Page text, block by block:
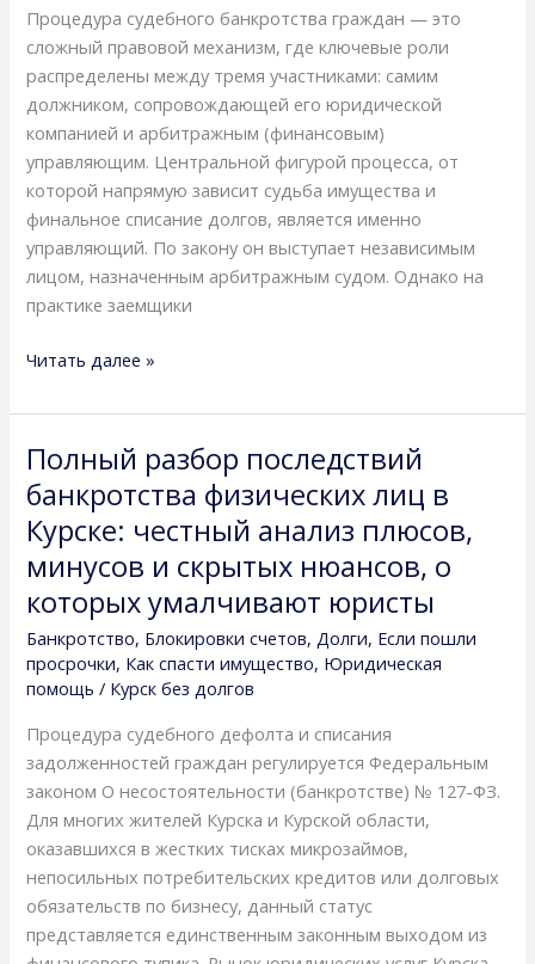
Процедура судебного банкротства граждан — это
сложный правовой механизм, где ключевые роли
распределены между тремя участниками: самим
должником, сопровождающей его юридической
компанией и арбитражным (финансовым)
управляющим. Центральной фигурой процесса, от
которой напрямую зависит судьба имущества и
финальное списание долгов, является именно
управляющий. По закону он выступает независимым
лицом, назначенным арбитражным судом. Однако на
практике заемщики
менять
юристов
в
процессе
и
как
правильно
выстроить
отношения
между
юрфирмой
управляющим
Читать далее »
Полный разбор последствий
банкротства физических лиц в
Курске: честный анализ плюсов,
минусов и скрытых нюансов, о
которых умалчивают юристы
Банкротство, Блокировки счетов, Долги, Если пошли
просрочки, Как спасти имущество, Юридическая
помощь / Курск без долгов
Процедура судебного дефолта и списания
задолженностей граждан регулируется Федеральным
законом О несостоятельности (банкротстве) № 127-ФЗ.
Для многих жителей Курска и Курской области,
оказавшихся в жестких тисках микрозаймов,
непосильных потребительских кредитов или долговых
обязательств по бизнесу, данный статус
представляется единственным законным выходом из
Полный
разбор
последствий
банкротства
физических
лиц
Курске:
честный
плюсов,
минусов
и
скрытых
нюансов,
о
которых
умалчивают